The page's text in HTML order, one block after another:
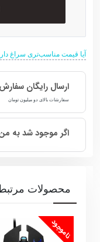
آیا قیمت مناسب‌تری سراغ
ارسال رایگان سفارش
سفارشات بالای دو میلیون تومان
اگر موجود شد به
محصولات
ناموجود